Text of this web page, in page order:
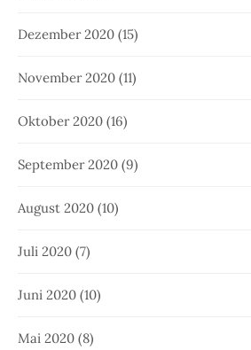
Dezember 2020 (15)
November 2020 (11)
Oktober 2020 (16)
September 2020 (9)
August 2020 (10)
Juli 2020 (7)
Juni 2020 (10)
Mai 2020 (8)